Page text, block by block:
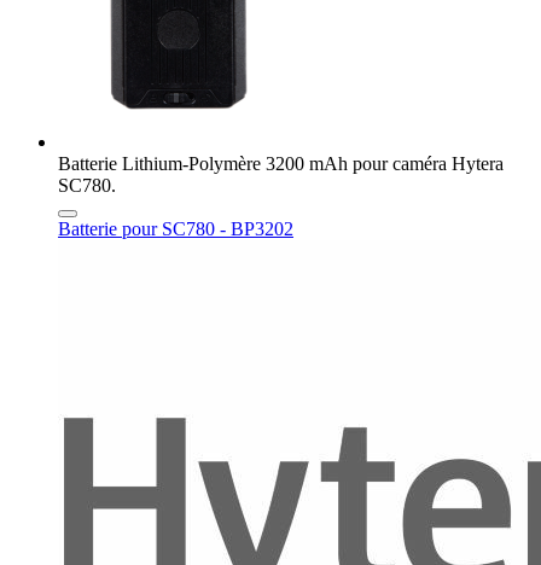
Batterie Lithium-Polymère 3200 mAh pour caméra Hytera
SC780.
Batterie pour SC780 - BP3202